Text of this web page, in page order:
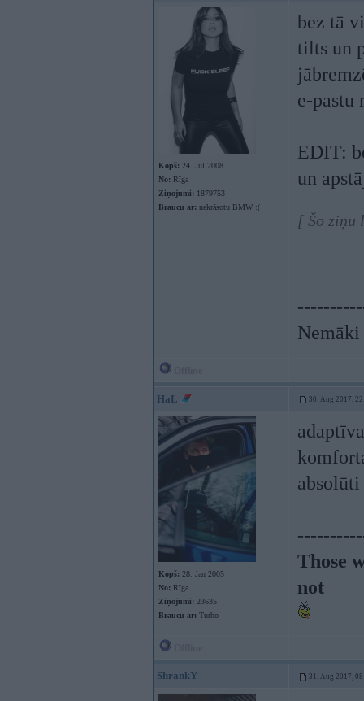
Kopš: 24. Jul 2008
No: Rīga
Ziņojumi: 1879753
Braucu ar: nekrāsotu BMW :(
bez tā
tilts un
e-pastu
EDIT:
un
[ Šo ziņu
HaL 30. Aug 2017,
Kopš: 28. Jan 2005
No: Rīga
Ziņojumi: 23635
Braucu ar: Turbo
Those
not
ShrankY 31. Aug 2017,